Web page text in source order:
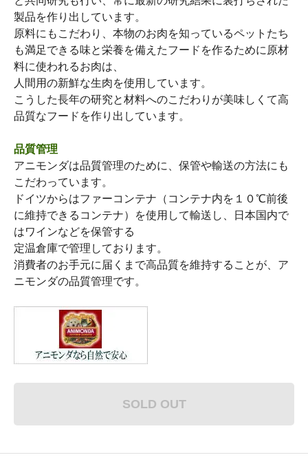
製品を作り出しています。
原料にもこだわり、本物のお肉を知っているペットたち
も満足できる味と栄養を備えたフードを作るために原材
料に使われるお肉は、
人間用の新鮮な生肉を使用しています。
こうした長年の研究と材料へのこだわりが美味しくて高
品質なフードを作り出しています。
品質管理
アニモンダは品質管理のために、保管や輸送の方法にも
こだわっています。
ドイツからはファーコンテナ（コンテナ内を１０℃前後
に維持できるコンテナ）を使用して輸送し、日本国内で
はワインなどを保管する
定温倉庫で管理しております。
消費者のお手元に届くまで高品質を維持することが、ア
ニモンダの品質管理です。
SOLD OUT